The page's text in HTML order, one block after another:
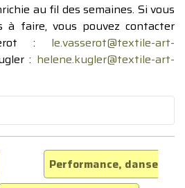
au fil des semaines. Si vous
à faire, vous pouvez contacter
: le.vasserot@textile-art-
: helene.kugler@textile-art-
Performance, danse